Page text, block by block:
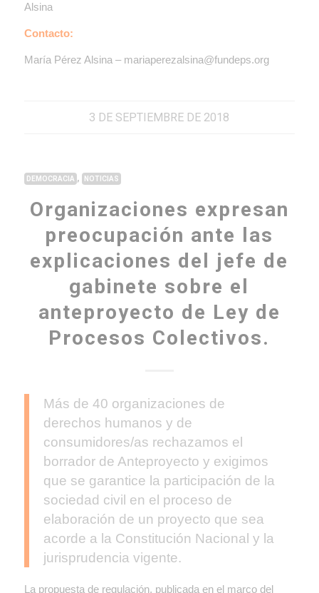
Alsina
Contacto:
María Pérez Alsina – mariaperezalsina@fundeps.org
3 DE SEPTIEMBRE DE 2018
DEMOCRACIA , NOTICIAS
Organizaciones expresan
preocupación ante las
explicaciones del jefe de
gabinete sobre el
anteproyecto de Ley de
Procesos Colectivos.
Más de 40 organizaciones de
derechos humanos y de
consumidores/as rechazamos el
borrador de Anteproyecto y exigimos
que se garantice la participación de la
sociedad civil en el proceso de
elaboración de un proyecto que sea
acorde a la Constitución Nacional y la
jurisprudencia vigente.
La propuesta de regulación, publicada en el marco del